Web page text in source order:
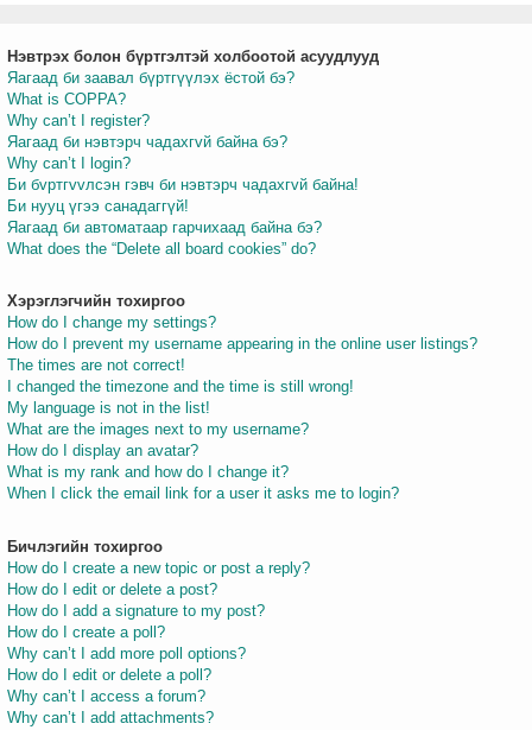
Нэвтрэх болон бүртгэлтэй холбоотой асуудлууд
Яагаад би заавал бүртгүүлэх ёстой бэ?
What is COPPA?
Why can’t I register?
Яагаад би нэвтэрч чадахгvй байна бэ?
Why can’t I login?
Би бvртгvvлсэн гэвч би нэвтэрч чадахгvй байна!
Би нууц үгээ санадаггүй!
Яагаад би автоматаар гарчихаад байна бэ?
What does the “Delete all board cookies” do?
Хэрэглэгчийн тохиргоо
How do I change my settings?
How do I prevent my username appearing in the online user listings?
The times are not correct!
I changed the timezone and the time is still wrong!
My language is not in the list!
What are the images next to my username?
How do I display an avatar?
What is my rank and how do I change it?
When I click the email link for a user it asks me to login?
Бичлэгийн тохиргоо
How do I create a new topic or post a reply?
How do I edit or delete a post?
How do I add a signature to my post?
How do I create a poll?
Why can’t I add more poll options?
How do I edit or delete a poll?
Why can’t I access a forum?
Why can’t I add attachments?